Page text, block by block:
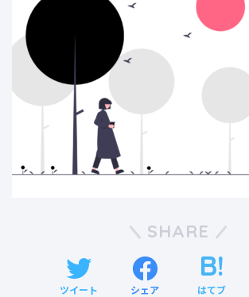
SHARE
ツイート シェア はてブ